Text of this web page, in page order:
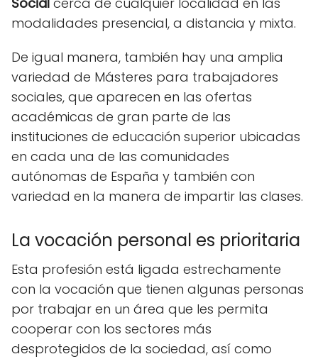
modalidades presencial, a distancia y mixta.
De igual manera, también hay una amplia
variedad de Másteres para trabajadores
sociales, que aparecen en las ofertas
académicas de gran parte de las
instituciones de educación superior ubicadas
en cada una de las comunidades
autónomas de España y también con
variedad en la manera de impartir las clases.
La vocación personal es prioritaria
Esta profesión está ligada estrechamente
con la vocación que tienen algunas personas
por trabajar en un área que les permita
cooperar con los sectores más
desprotegidos de la sociedad, así como